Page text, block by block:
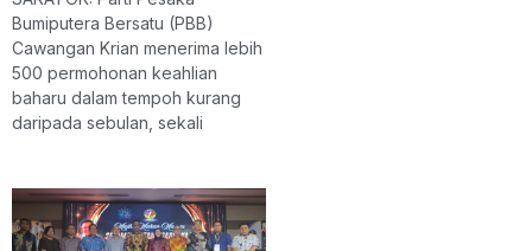
Bumiputera Bersatu (PBB)
Cawangan Krian menerima lebih
500 permohonan keahlian
baharu dalam tempoh kurang
daripada sebulan, sekali